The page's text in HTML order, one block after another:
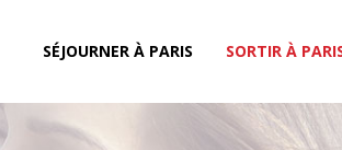
SÉJOURNER À PARIS SORTIR À